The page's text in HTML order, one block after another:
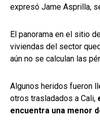
expresó Jame Asprilla,
El panorama en el sitio
viviendas del sector
aún no se calculan las
Algunos heridos fueron
otros trasladados a Cali,
encuentra una menor